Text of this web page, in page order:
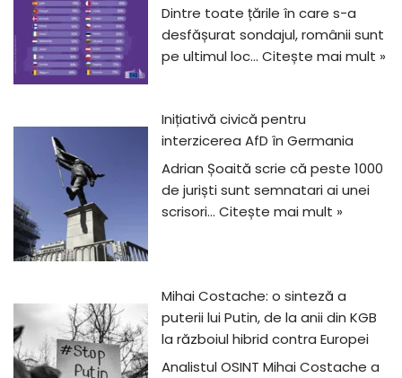
Dintre toate țările în care s-a
desfășurat sondajul, românii sunt
pe ultimul loc… Citește mai mult »
Inițiativă civică pentru
interzicerea AfD în Germania
Adrian Șoaită scrie că peste 1000
de juriști sunt semnatari ai unei
scrisori… Citește mai mult »
Mihai Costache: o sinteză a
puterii lui Putin, de la anii din KGB
la războiul hibrid contra Europei
Analistul OSINT Mihai Costache a